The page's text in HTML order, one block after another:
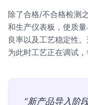
除了合格/不合格检测
和生产仪表板，使质
良率以及工艺稳定性
为此时工艺正在调试
“新产品导入阶